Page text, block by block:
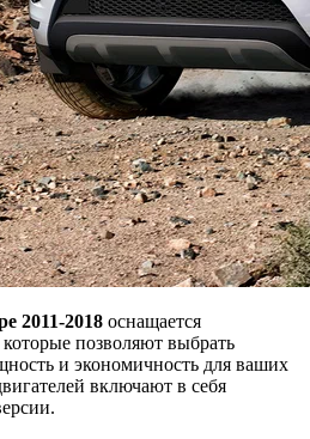
2011-2018 оснащается
позволяют выбрать
и экономичность для ваших
включают в себя